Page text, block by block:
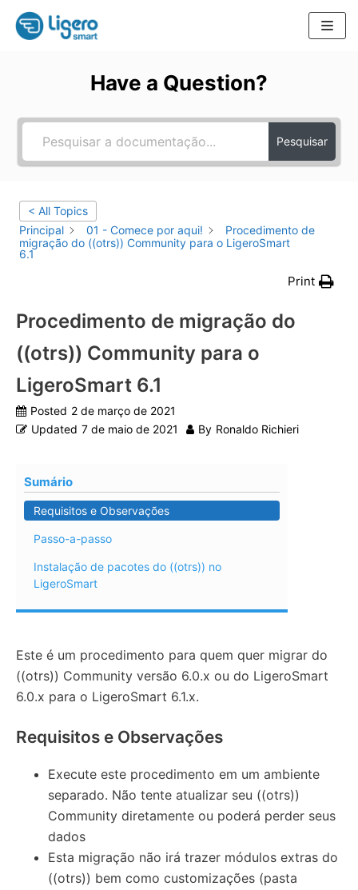
Pular
Have a Question?
Pesquisar
< All Topics
Principal
01 - Comece por aqui!
Procedimento de
migração do ((otrs)) Community para o LigeroSmart
6.1
Print
Procedimento de migração do
((otrs)) Community para o
LigeroSmart 6.1
Posted 2 de março de 2021
Updated 7 de maio de 2021 By Ronaldo Richieri
Sumário
Requisitos e Observações
Passo-a-passo
Instalação de pacotes do ((otrs)) no
LigeroSmart
Este é um procedimento para quem quer migrar do
((otrs)) Community versão 6.0.x ou do LigeroSmart
6.0.x para o LigeroSmart 6.1.x.
Requisitos e Observações
Execute este procedimento em um ambiente
separado. Não tente atualizar seu ((otrs))
Community diretamente ou poderá perder seus
dados
Esta migração não irá trazer módulos extras do
((otrs)) bem como customizações (pasta